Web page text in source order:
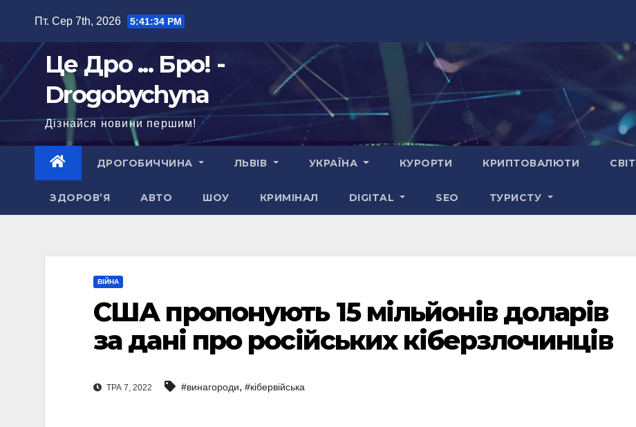
Пт. Сер 7th, 2026 5:41:35 PM
Це Дро ... Бро! -
Drogobychyna
Дізнайся новини першим!
ДРОГОБИЧЧИНА ЛЬВІВ УКРАЇНА КУРОРТИ КРИПТОВАЛЮТИ СВІТ
ЗДОРОВ’Я АВТО ШОУ КРИМІНАЛ DIGITAL SEO ТУРИСТУ
ВІЙНА
США пропонують 15 мільйонів доларів
за дані про російських кіберзлочинців
ТРА 7, 2022 #винагороди, #кібервійська